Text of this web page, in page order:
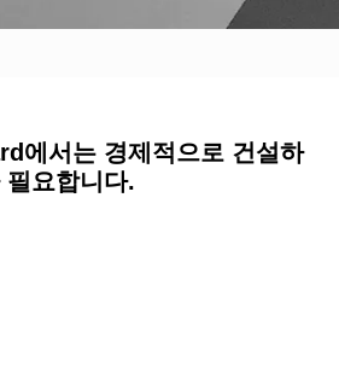
에서는 경제적으로 건설하
요합니다.